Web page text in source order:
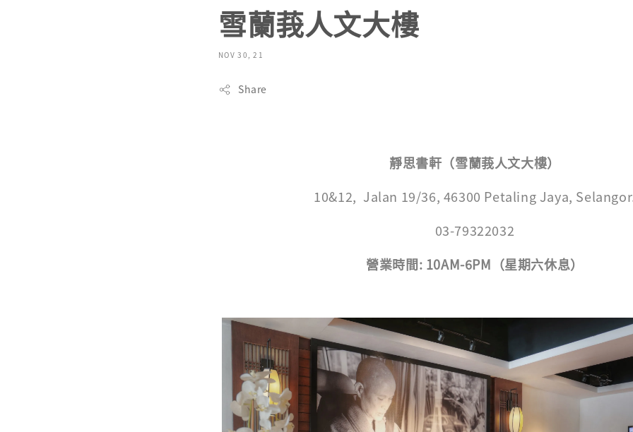
雪蘭莪人文大樓
NOV 30, 21
Share
靜思書軒（雪蘭莪人文大樓）
10&12, Jalan 19/36, 46300 Petaling Jaya,
03-79322032
營業時間: 10AM-6PM（星期六休息）